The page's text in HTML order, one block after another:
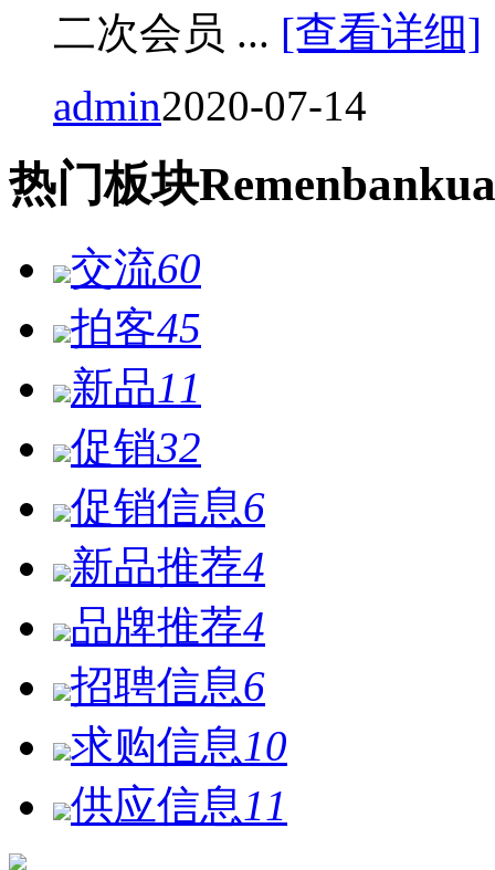
二次会员 ... [查看详细]
admin2020-07-14
热门板块Remen
交流60
拍客45
新品11
促销32
促销信息6
新品推荐4
品牌推荐4
招聘信息6
求购信息 10
供应信息 11